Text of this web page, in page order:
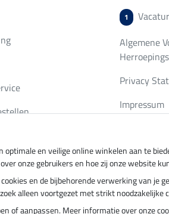
1
Algemene
Privacy
Impressum
Veilig
optimale en veilige online winkelen aan te
onze gebruikers en hoe zij onze website
en de bijbehorende verwerking van je
alleen voortgezet met strikt
of aanpassen. Meer informatie over onze